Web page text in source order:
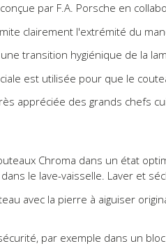
par F.A. Porsche en
clairement l'extrémité du
transition hygiénique de la
est utilisée pour que le
appréciée des grands chefs
Chroma dans un état
le lave-vaisselle. Laver et
avec la pierre à aiguiser
par exemple dans un